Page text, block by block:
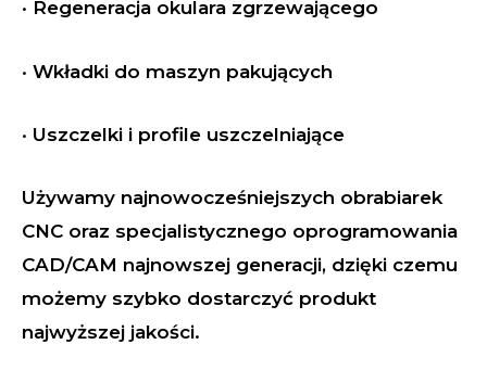
· Regeneracja okulara zgrzewającego
· Wkładki do maszyn pakujących
· Uszczelki i profile uszczelniające
Używamy najnowocześniejszych obrabiarek
CNC oraz specjalistycznego oprogramowania
CAD/CAM najnowszej generacji, dzięki czemu
możemy szybko dostarczyć produkt
najwyższej jakości.